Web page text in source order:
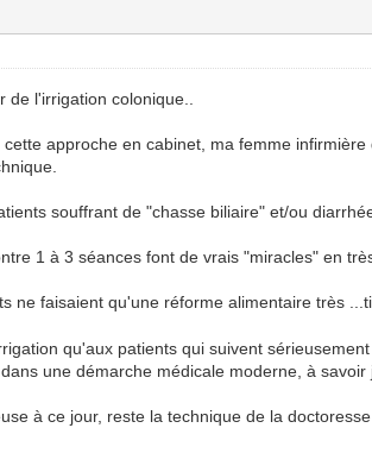
l'irrigation colonique..
approche en cabinet, ma femme
souffrant de "chasse biliaire" et/ou
1 à 3 séances font de vrais "miracles" en
ne faisaient qu'une réforme alimentaire très
qu'aux patients qui suivent
une démarche médicale moderne, à
à ce jour, reste la technique de la